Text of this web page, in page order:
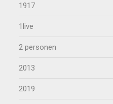
1917
1live
2 personen
2013
2019